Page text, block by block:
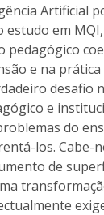
Artificial
em
pedagógico
e na prática
desafio
e
do
los. Cabe-
de